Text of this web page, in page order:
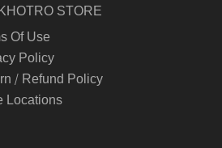
STORE
Of Use
Policy
/ Refund Policy
Locations